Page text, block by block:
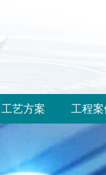
工艺方案 工程案